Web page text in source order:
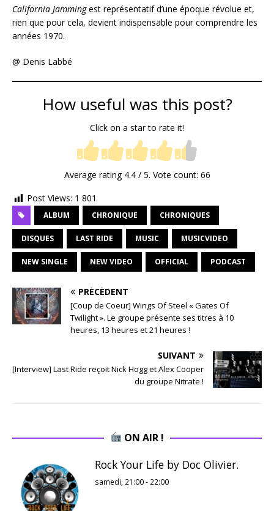
California Jammingest représentatif d’une époque révolue et,
rien que pour cela, devient indispensable pour comprendre les
années 1970.
@ Denis Labbé
How useful was this post?
Click on a star to rate it!
Average rating 4.4/ 5. Vote count: 66
Post Views: 1 801
ALBUM CHRONIQUE CHRONIQUES
DISQUES LAST RIDE MUSIC MUSICVIDEO
NEW SINGLE NEW VIDEO OFFICIAL PODCAST
PRÉCÉDENT
[Coup de Coeur] Wings Of Steel « Gates Of
Twilight ». Le groupe présente ses titres à 10
heures, 13 heures et 21 heures !
SUIVANT
[Interview] Last Ride reçoit Nick Hogg et Alex Cooper
du groupe Nitrate !
ON AIR !
Rock Your Life by Doc Olivier.
samedi, 21:00- 22:00